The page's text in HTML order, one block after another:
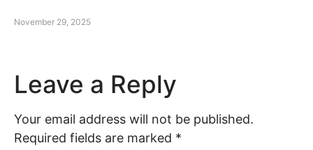
November 29, 2025
Leave a Reply
Your email address will not be published.
Required fields are marked *